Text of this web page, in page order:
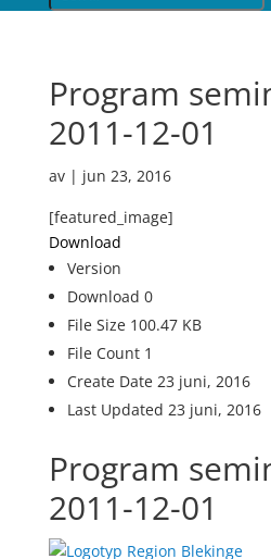
Program
2011-12-01
av | jun 23, 2016
[featured_image]
Download
Version
Download 0
File Size 100.47 KB
File Count 1
Create Date 23 juni, 2016
Last Updated 23 juni, 2016
Program
2011-12-01